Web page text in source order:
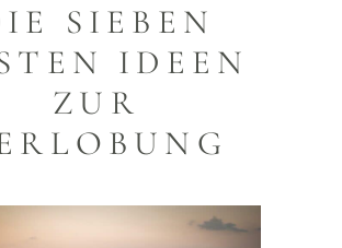
SIEBEN
IDEEN
ZUR